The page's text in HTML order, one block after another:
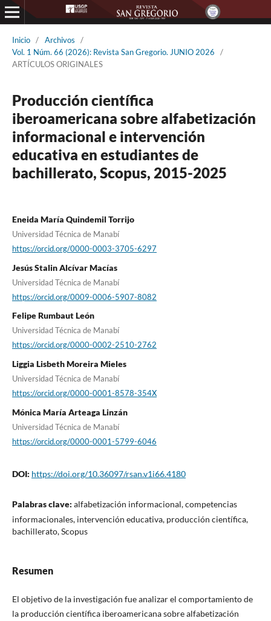
Inicio / Archivos
/
Vol. 1 Núm. 66 (2026): Revista San Gregorio. JUNIO 2026
/
ARTÍCULOS ORIGINALES
Producción científica
iberoamericana sobre alfabetización
informacional e intervención
educativa en estudiantes de
bachillerato, Scopus, 2015-2025
Eneida María Quindemil Torrijo
Universidad Técnica de Manabí
https://orcid.org/0000-0003-3705-6297
Jesús Stalin Alcívar Macías
Universidad Técnica de Manabí
https://orcid.org/0009-0006-5907-8082
Felipe Rumbaut León
Universidad Técnica de Manabí
https://orcid.org/0000-0002-2510-2762
Liggia Lisbeth Moreira Mieles
Universidad Técnica de Manabí
https://orcid.org/0000-0001-8578-354X
Mónica María Arteaga Linzán
Universidad Técnica de Manabí
https://orcid.org/0000-0001-5799-6046
DOI: https://doi.org/10.36097/rsan.v1i66.4180
Palabras clave: alfabetización informacional, competencias
informacionales, intervención educativa, producción científica,
bachillerato, Scopus
Resumen
El objetivo de la investigación fue analizar el comportamiento de
la producción científica iberoamericana sobre alfabetización